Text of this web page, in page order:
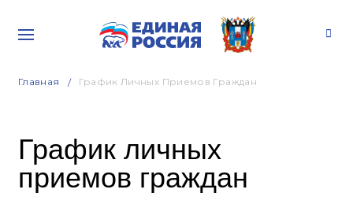
Главная График Личных Приемов Граждан
График личных
приемов граждан